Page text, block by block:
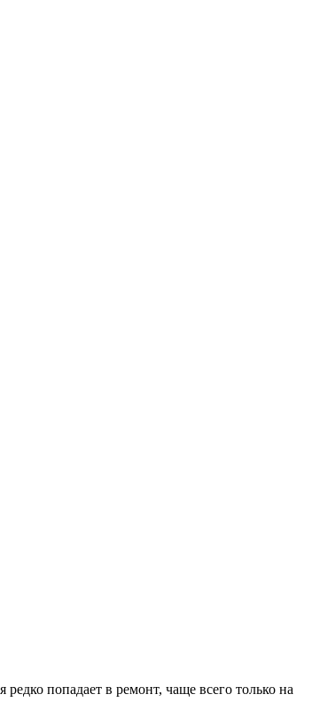
попадает в ремонт, чаще всего только на